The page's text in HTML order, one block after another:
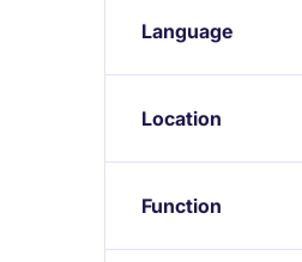
Language
Location
Function